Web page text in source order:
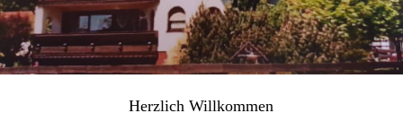
HerzlichWillkommen